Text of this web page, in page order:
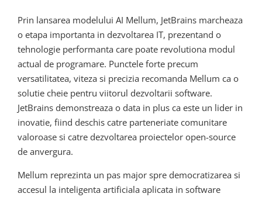
Prin lansarea modelului AI Mellum, JetBrains marcheaza
o etapa importanta in dezvoltarea IT, prezentand o
tehnologie performanta care poate revolutiona modul
actual de programare. Punctele forte precum
versatilitatea, viteza si precizia recomanda Mellum ca o
solutie cheie pentru viitorul dezvoltarii software.
JetBrains demonstreaza o data in plus ca este un lider in
inovatie, fiind deschis catre parteneriate comunitare
valoroase si catre dezvoltarea proiectelor open-source
de anvergura.
Mellum reprezinta un pas major spre democratizarea si
accesul la inteligenta artificiala aplicata in software